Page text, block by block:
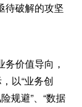
待破解的攻坚
价值导向，
以“业务创
规避”、“数据